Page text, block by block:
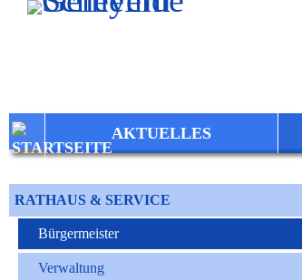
Zum Inhalt,zur Navigationoder
AKTUELLES
RATHAUS & SERVICE
Bürgermeister
Verwaltung